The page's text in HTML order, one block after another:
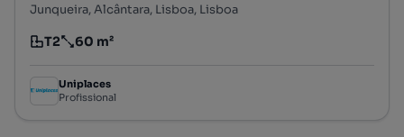
Junqueira, Alcântara, Lisboa, Lisboa
Tipologia
T2
Preço por metro quadrado
60 m²
Uniplaces
Profissional